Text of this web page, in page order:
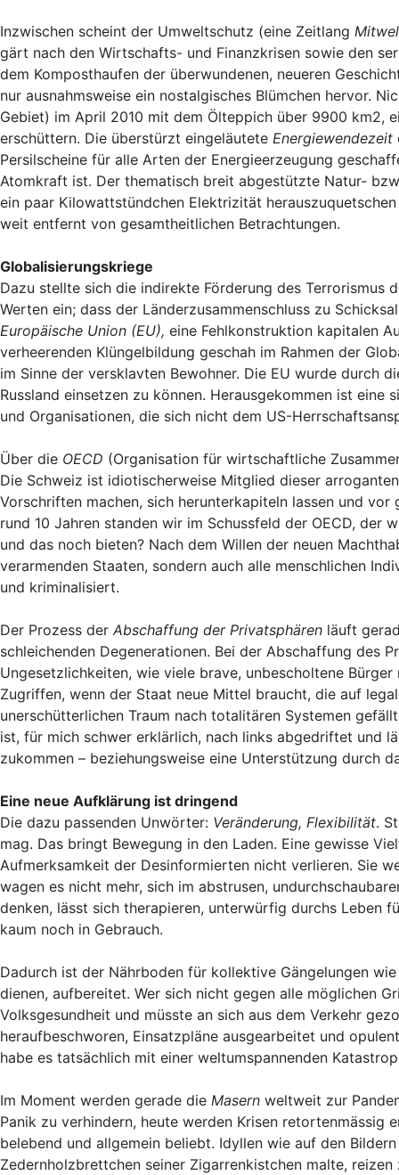
Inzwischen scheint der Umweltschutz (eine Zeitlang
gärt nach den Wirtschafts- und Finanzkrisen sowie den
dem Komposthaufen der überwundenen, neueren
nur ausnahmsweise ein nostalgisches Blümchen hervor.
Gebiet) im April 2010 mit dem Ölteppich über 9900 km2,
erschüttern. Die überstürzt eingeläutete Energiewendezeit
Persilscheine für alle Arten der Energieerzeugung
Atomkraft ist. Der thematisch breit abgestützte Natur-
ein paar Kilowattstündchen Elektrizität
weit entfernt von gesamtheitlichen Betrachtungen.
Globalisierungskriege
Dazu stellte sich die indirekte Förderung des Terrorismus
Werten ein; dass der Länderzusammenschluss zu
Europäische Union (EU), eine Fehlkonstruktion kapitalen
verheerenden Klüngelbildung geschah im Rahmen der
im Sinne der versklavten Bewohner. Die EU wurde durch
Russland einsetzen zu können. Herausgekommen ist
und Organisationen, die sich nicht dem US-
Über die OECD (Organisation für wirtschaftliche
Die Schweiz ist idiotischerweise Mitglied dieser
Vorschriften machen, sich herunterkapiteln lassen und
rund 10 Jahren standen wir im Schussfeld der OECD, der
und das noch bieten? Nach dem Willen der neuen
verarmenden Staaten, sondern auch alle menschlichen
und kriminalisiert.
Der Prozess der Abschaffung der Privatsphären läuft
schleichenden Degenerationen. Bei der Abschaffung des
Ungesetzlichkeiten, wie viele brave, unbescholtene
Zugriffen, wenn der Staat neue Mittel braucht, die auf
unerschütterlichen Traum nach totalitären Systemen
ist, für mich schwer erklärlich, nach links abgedriftet und
zukommen – beziehungsweise eine Unterstützung durch
Eine neue Aufklärung ist dringend
Die dazu passenden Unwörter: Veränderung, Flexibilität.
mag. Das bringt Bewegung in den Laden. Eine gewisse
Aufmerksamkeit der Desinformierten nicht verlieren. Sie
wagen es nicht mehr, sich im abstrusen,
denken, lässt sich therapieren, unterwürfig durchs Leben
kaum noch in Gebrauch.
Dadurch ist der Nährboden für kollektive Gängelungen
dienen, aufbereitet. Wer sich nicht gegen alle möglichen
Volksgesundheit und müsste an sich aus dem Verkehr
heraufbeschworen, Einsatzpläne ausgearbeitet und
habe es tatsächlich mit einer weltumspannenden
Im Moment werden gerade die Masern weltweit zur
Panik zu verhindern, heute werden Krisen retortenmässig
belebend und allgemein beliebt. Idyllen wie auf den
Zedernholzbrettchen seiner Zigarrenkistchen malte,